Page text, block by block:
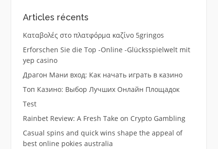
Articles récents
Καταβολές στο πλατφόρμα καζίνο 5gringos
Erforschen Sie die Top -Online -Glücksspielwelt mit
yep casino
Драгон Мани вход: Как начать играть в казино
Топ Казино: Выбор Лучших Онлайн Площадок
Test
Rainbet Review: A Fresh Take on Crypto Gambling
Casual spins and quick wins shape the appeal of
best online pokies australia